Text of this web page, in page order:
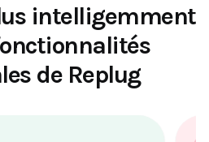
intelligemment
de Replug